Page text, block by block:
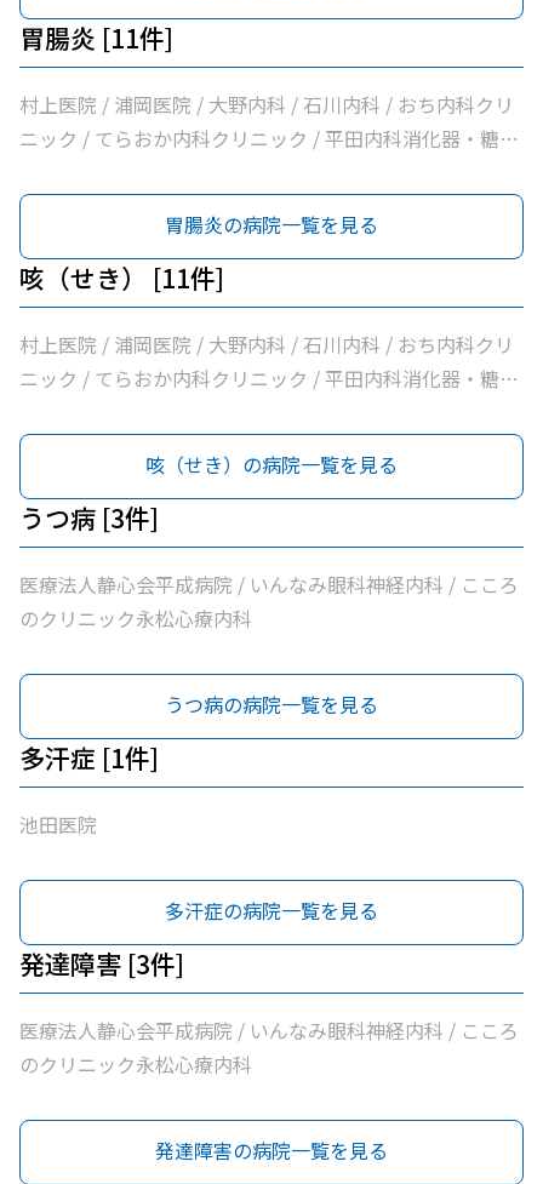
胃腸炎 [11件]
村上医院 / 浦岡医院 / 大野内科 / 石川内科 / おち内科クリ
ニック / てらおか内科クリニック / 平田内科消化器・糖尿
めおか内科 / 社会医療法人北斗会大洲中央病院
胃腸炎の病院一覧を見る
咳（せき） [11件]
村上医院 / 浦岡医院 / 大野内科 / 石川内科 / おち内科クリ
ニック / てらおか内科クリニック / 平田内科消化器・糖尿
めおか内科 / 社会医療法人北斗会大洲中央病院
咳（せき）の病院一覧を見る
うつ病 [3件]
医療法人静心会平成病院 / いんなみ眼科神経内科 / こころ
のクリニック永松心療内科
うつ病の病院一覧を見る
多汗症 [1件]
池田医院
多汗症の病院一覧を見る
発達障害 [3件]
医療法人静心会平成病院 / いんなみ眼科神経内科 / こころ
のクリニック永松心療内科
発達障害の病院一覧を見る